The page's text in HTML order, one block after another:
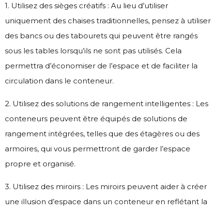
1. Utilisez des sièges créatifs : Au lieu d’utiliser
uniquement des chaises traditionnelles, pensez à utiliser
des bancs ou des tabourets qui peuvent être rangés
sous les tables lorsqu’ils ne sont pas utilisés. Cela
permettra d’économiser de l’espace et de faciliter la
circulation dans le conteneur.
2. Utilisez des solutions de rangement intelligentes : Les
conteneurs peuvent être équipés de solutions de
rangement intégrées, telles que des étagères ou des
armoires, qui vous permettront de garder l’espace
propre et organisé.
3. Utilisez des miroirs : Les miroirs peuvent aider à créer
une illusion d’espace dans un conteneur en reflétant la